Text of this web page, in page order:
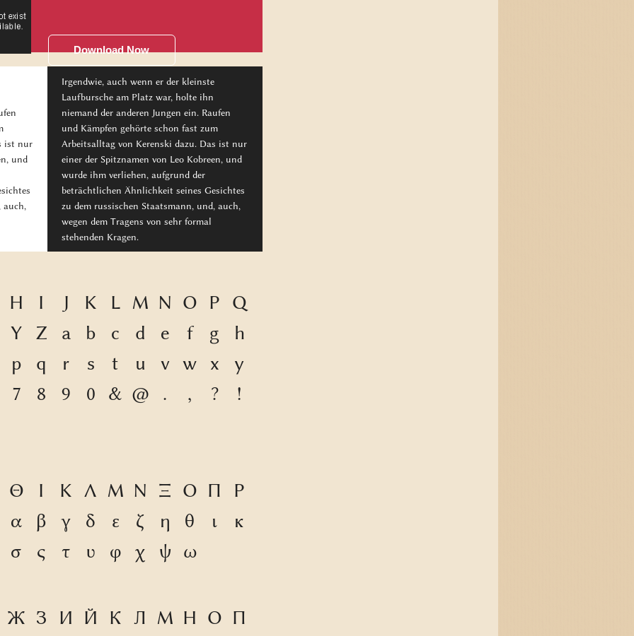
Download Now
ist nur
und
auch,
Irgendwie, auch wenn er der kleinste
Laufbursche am Platz war, holte ihn
niemand der anderen Jungen ein. Raufen
und Kämpfen gehörte schon fast zum
Arbeitsalltag von Kerenski dazu. Das ist nur
einer der Spitznamen von Leo Kobreen, und
wurde ihm verliehen, aufgrund der
beträchtlichen Ähnlichkeit seines Gesichtes
zu dem russischen Staatsmann, und, auch,
wegen dem Tragens von sehr formal
stehenden Kragen.
H I J K L M N O P Q
Y
Z a b c d e f g
h
p
q r s t u v w x
y
7
8 9 0 & @ . , ? !
Θ Ι Κ Λ Μ Ν Ξ Ο Π
Ρ
α
β γ δ ε ζ η θ ι
κ
σ
ς τ υ φ χ ψ ω
Ж З И Й К Л М Н О П